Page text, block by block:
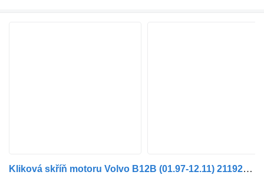
Kliková skříň motoru Volvo B12B (01.97-12.11) 21192152 pro autobusy Volvo B6, B7, B9, B10, B12 bus (1978-2011)